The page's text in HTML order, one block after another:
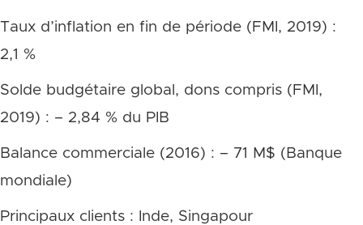
Taux d’inflation en fin de période (FMI, 2019) :
2,1 %
Solde budgétaire global, dons compris (FMI,
2019) : – 2,84 % du PIB
Balance commerciale (2016) : – 71 M$ (Banque
mondiale)
Principaux clients : Inde, Singapour